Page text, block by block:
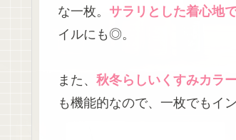
な一枚。 サラリとした着心地
イルにも◎。
また、 秋冬らしいくすみカラ
も機能的なので、一枚でもイ